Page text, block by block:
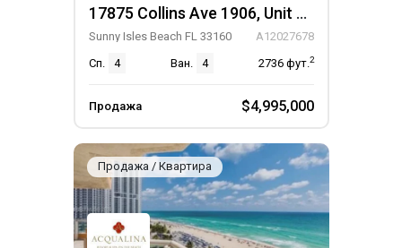
17875 Collins Ave 1906, Unit 1906
Sunny Isles Beach FL 33160
A12027678
Сп.
4 Ван. 4 2736 фут.2
Продажа $4,995,000
Продажа / Квартира